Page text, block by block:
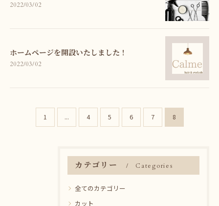
2022/03/02
ホームページを開設いたしました！
2022/03/02
1 ... 4 5 6 7 8
カテゴリー Categories
全てのカテゴリー
カット